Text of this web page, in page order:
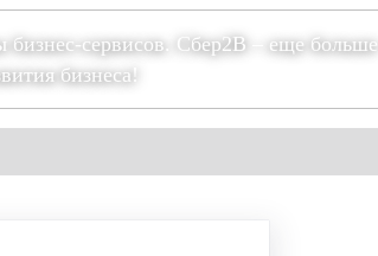
бизнес-сервисов. Сбер2В – еще больше
бизнеса!